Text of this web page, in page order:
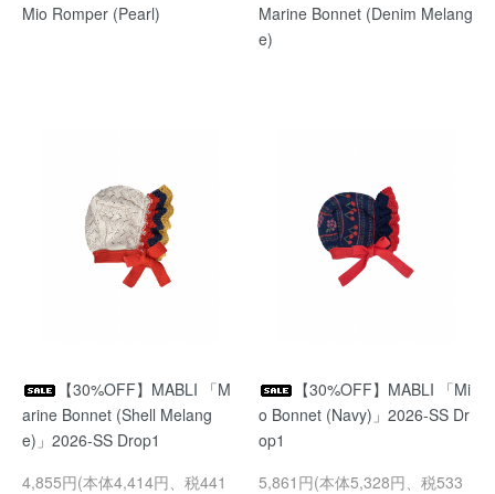
Mio Romper (Pearl)
Marine Bonnet (Denim Melang
e)
【30%OFF】MABLI 「M
arine Bonnet (Shell Melang
e)」2026-SS Drop1
4,855円(本体4,414円、税441
【30%OFF】MABLI 「Mi
o Bonnet (Navy)」2026-SS Dr
op1
5,861円(本体5,328円、税533